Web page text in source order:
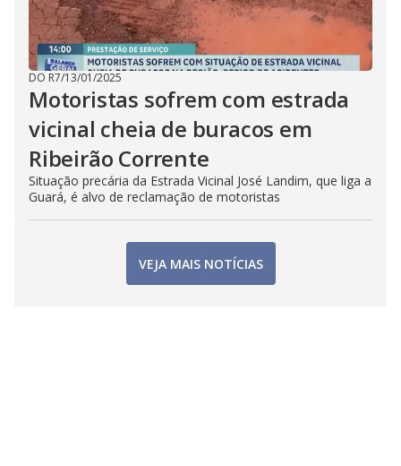
DO R7/13/01/2025
Motoristas sofrem com estrada
vicinal cheia de buracos em
Ribeirão Corrente
Situação precária da Estrada Vicinal José Landim, que liga a
Guará, é alvo de reclamação de motoristas
VEJA MAIS NOTÍCIAS